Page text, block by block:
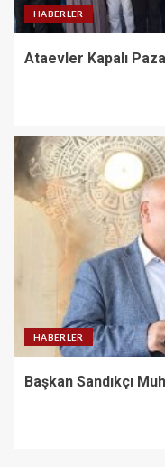
HABERLER
Ataevler Kapalı
HABERLER
Başkan Sandıkçı